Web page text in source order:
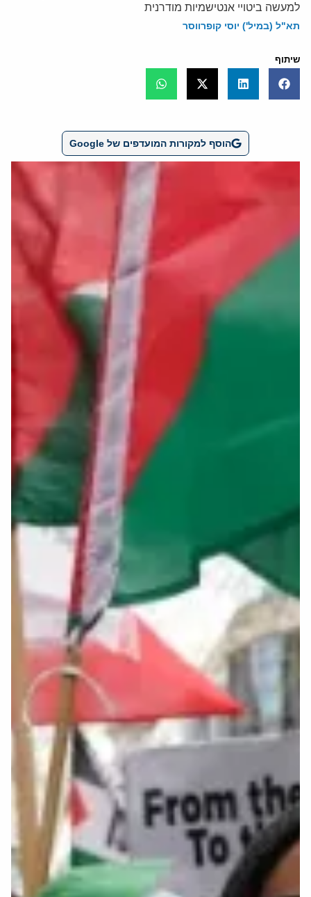
למעשה ביטויי אנטישמיות מודרנית
תא"ל (במיל') יוסי קופרווסר
שיתוף
הוסף למקורות המועדפים של Google